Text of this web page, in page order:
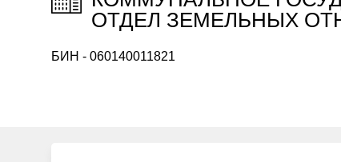
ОТДЕЛ ЗЕМЕЛЬНЫХ
БИН - 060140011821